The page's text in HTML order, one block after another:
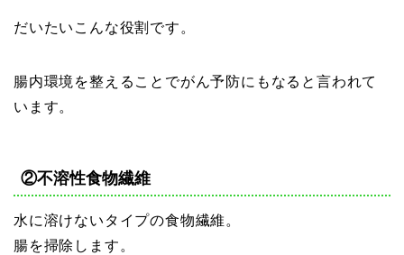
だいたいこんな役割です。
腸内環境を整えることでがん予防にもなると言われて
います。
②不溶性食物繊維
水に溶けないタイプの食物繊維。
腸を掃除します。